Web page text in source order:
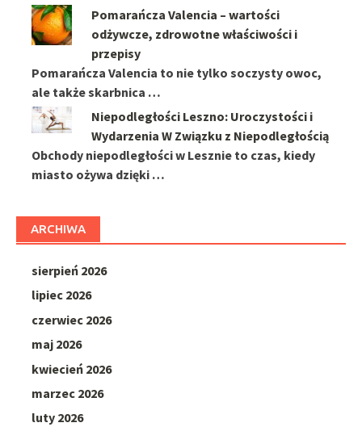
Pomarańcza Valencia – wartości
odżywcze, zdrowotne właściwości i
przepisy
Pomarańcza Valencia to nie tylko soczysty owoc,
ale także skarbnica …
Niepodległości Leszno: Uroczystości i
Wydarzenia W Związku z Niepodległością
Obchody niepodległości w Lesznie to czas, kiedy
miasto ożywa dzięki …
ARCHIWA
sierpień 2026
lipiec 2026
czerwiec 2026
maj 2026
kwiecień 2026
marzec 2026
luty 2026